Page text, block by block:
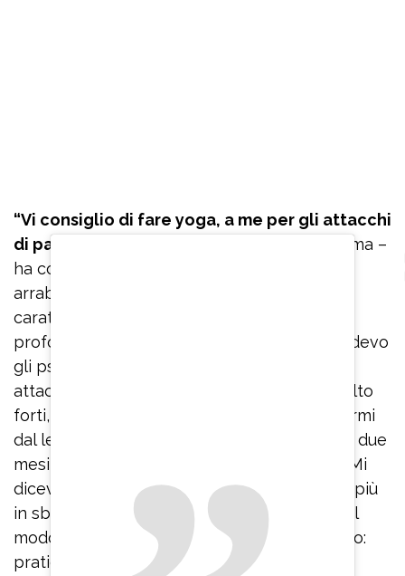
“Vi consiglio di fare yoga, a me per gli attacchi
di panico
è servito veramente tanto, mi calma –
ha confidato – Se ho paura o inizio ad
arrabbiarmi per qualcosa perché ho un
caratterino non molto facile, inspiro
profondamente. Quando stavo male e prendevo
gli psicofarmaci, quando mi arrivavano gli
attacchi di panico che erano veramente molto
forti, ero immobilizzata, non riuscivo ad alzarmi
dal letto e ad uscire dalla stanza. Sono stata due
mesi rinchiusa in casa, con le tende chiuse. Mi
dicevano: ‘Respira’. Io ci provavo ma andavo più
in sbatti. Invece bisogna imparare a farlo nel
modo corretto. Quindi rinnovo il mio consiglio:
praticate Hatha yoga se volete uscire dagli